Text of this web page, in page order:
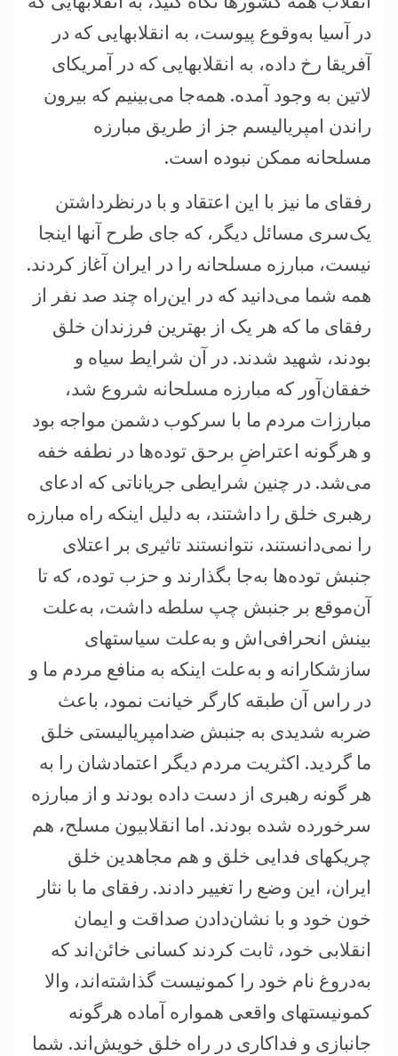
در آسيا به‌وقوع پيوست، به انقلابهايی که در
آفريقا رخ داده، به انقلابهايی که در آمريکای
لاتين به وجود آمده. همه‌جا می‌بينيم که بيرون
راندن امپرياليسم جز از طريق مبارزه
مسلحانه ممکن نبوده است.
رفقای ما نيز با اين اعتقاد و با درنظرداشتن
يک‌سری مسائل ديگر، که جای طرح آنها اينجا
نيست، مبارزه مسلحانه را در ايران آغاز کردند.
همه شما می‌دانيد که در اين‌راه چند صد نفر از
رفقای ما که هر يک از بهترين فرزندان خلق
بودند، شهيد شدند. در آن شرايط سياه و
خفقان‌آور که مبارزه مسلحانه شروع شد،
مبارزات مردم ما با سرکوب دشمن مواجه بود
و هرگونه اعتراضِ بر‌حق توده‌ها در نطفه خفه
می‌شد. در چنين شرايطی جرياناتی که ادعای
رهبری خلق را داشتند، به دليل اينکه راه مبارزه
را نمی‌دانستند، نتوانستند تاثيری بر اعتلای
جنبش توده‌ها به‌جا بگذارند و حزب توده، که تا
آن‌موقع بر جنبش چپ سلطه داشت، به‌علت
بينش انحرافی‌اش و به‌علت سياستهای
سازشکارانه و به‌علت اينکه به منافع مردم ما و
در راس آن طبقه کارگر خيانت نمود، باعث
ضربه شديدی به جنبش ضدامپرياليستی خلق
ما گرديد. اکثريت مردم ديگر اعتمادشان را به
هر گونه رهبری از دست داده بودند و از مبارزه
سرخورده شده بودند. اما انقلابيون مسلح، هم
چريکهای فدايی خلق و هم مجاهدين خلق
ايران، اين وضع را تغيير دادند. رفقای ما با نثار
خون خود و با نشان‌دادن صداقت و ايمان
انقلابی خود، ثابت کردند کسانی خائن‌اند که
به‌دروغ نام خود را کمونيست گذاشته‌اند، والا
کمونيستهای واقعی همواره آماده هرگونه
جانبازی و فداکاری در راه خلق خويش‌اند. شما